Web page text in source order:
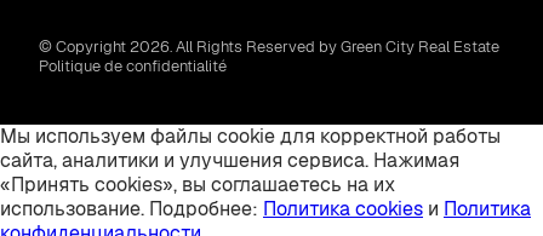
© Copyright 2026. All Rights Reserved by Green City Real Estate
Politique de confidentialité
Мы используем файлы cookie для корректной работы
сайта, аналитики и улучшения сервиса. Нажимая
«Принять cookies», вы соглашаетесь на их
использование. Подробнее: Политика cookies и Политика